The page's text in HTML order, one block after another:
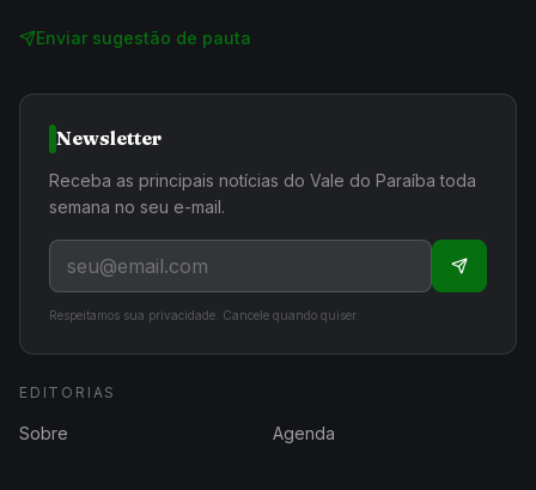
Enviar sugestão de pauta
Newsletter
Receba as principais notícias do Vale do Paraíba toda
semana no seu e-mail.
Respeitamos sua privacidade. Cancele quando quiser.
EDITORIAS
Sobre Agenda